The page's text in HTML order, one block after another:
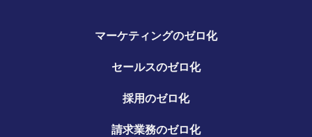
マーケティングのゼロ化
セールスのゼロ化
採用のゼロ化
請求業務のゼロ化